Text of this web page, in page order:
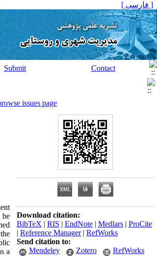
[ فارسی ]
Submit Contact
issues page
be
a
Download citation:
BibTeX | RIS | EndNote | Medlars | ProCite
| Reference Manager| RefWorks
Send citation to:
Mendeley
Zotero RefWorks